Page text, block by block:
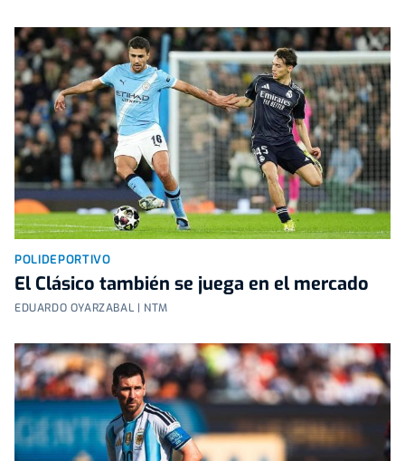
POLIDEPORTIVO
El Clásico también se juega en el mercado
EDUARDO OYARZABAL | NTM